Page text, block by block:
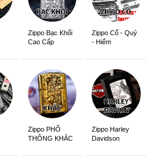
Zippo Bạc Khối
Cao Cấp
Zippo Cổ - Quý
- Hiếm
Zippo PHỔ
THÔNG KHẮC
Zippo Harley
Davidson